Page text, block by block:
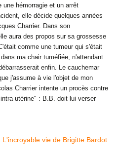
une hémorragie et un arrêt
elle décide quelques années
Charrier. Dans son
aura des propos sur sa grossesse
comme une tumeur qui s'était
ma chair tuméfiée, n'attendant
enfin. Le cauchemar
j'assume à vie l'objet de mon
Charrier intente un procès contre
utérine" : B.B. doit lui verser